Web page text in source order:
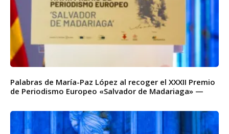
Palabras de María-Paz López al recoger el XXXII Premio
de Periodismo Europeo «Salvador de Madariaga» —